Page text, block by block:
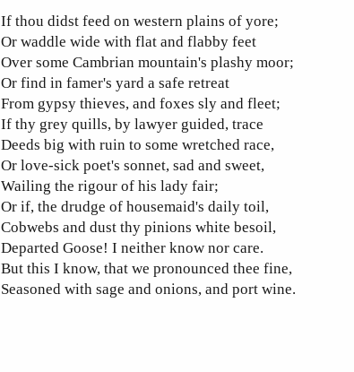
If thou didst feed on western plains of yore;
Or waddle wide with flat and flabby feet
Over some Cambrian mountain's plashy moor;
Or find in famer's yard a safe retreat
From gypsy thieves, and foxes sly and fleet;
If thy grey quills, by lawyer guided, trace
Deeds big with ruin to some wretched race,
Or love-sick poet's sonnet, sad and sweet,
Wailing the rigour of his lady fair;
Or if, the drudge of housemaid's daily toil,
Cobwebs and dust thy pinions white besoil,
Departed Goose! I neither know nor care.
But this I know, that we pronounced thee fine,
Seasoned with sage and onions, and port wine.